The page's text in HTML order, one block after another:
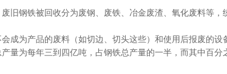
旧钢铁被回收分为废钢、废铁、冶金废渣、氧化废料等，统
成为产品的废料（如切边、切头这些）和使用后报废的
量为每年三到四亿吨，占钢铁总产量的一半，而其中百